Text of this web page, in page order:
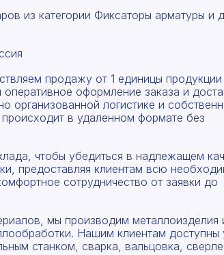
из категории Фиксаторы арматуры и
продажу от 1 единицы
оформление заказа и
организованной логистике и
в удаленном формате без
чтобы убедиться в надлежащем
предоставляя клиентам всю
сотрудничество от заявки до
мы производим металлоизделия
Нашим клиентам доступны
станком, сварка, вальцовка,